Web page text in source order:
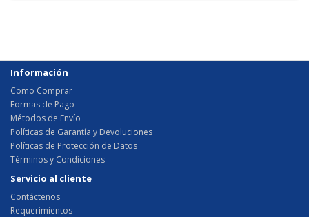
Información
Como Comprar
Formas de Pago
Métodos de Envío
Políticas de Garantía y Devoluciones
Políticas de Protección de Datos
Términos y Condiciones
Servicio al cliente
Contáctenos
Requerimientos